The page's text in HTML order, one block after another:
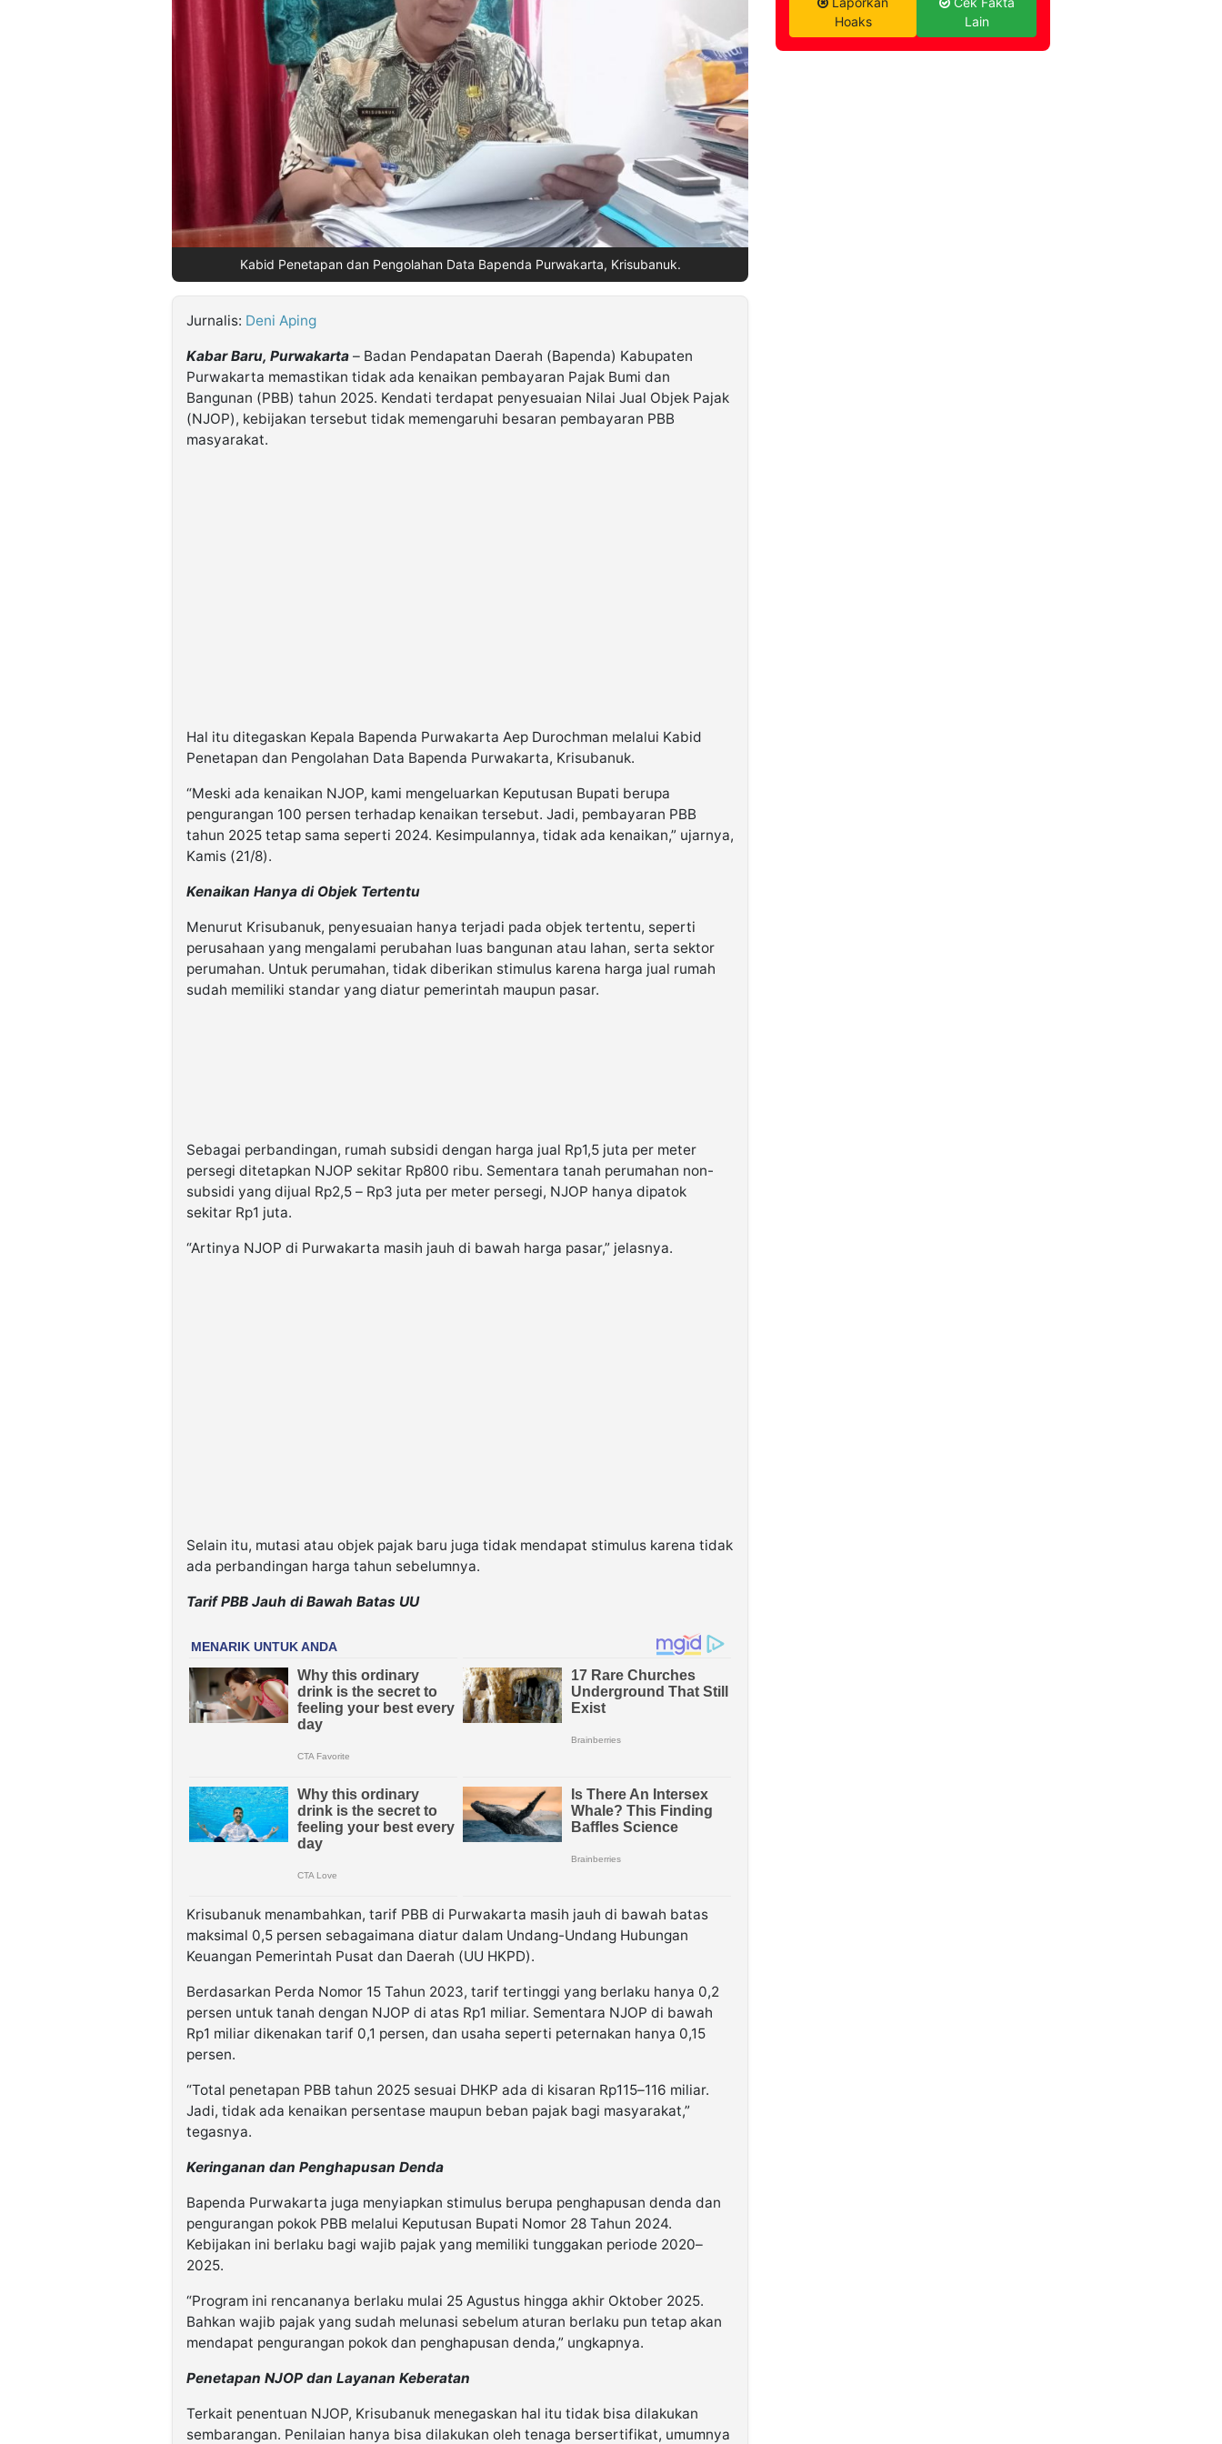
Kabid Penetapan dan Pengolahan Data Bapenda Purwakarta, Krisubanuk.
Jurnalis: Deni Aping
Kabar Baru, Purwakarta – Badan Pendapatan Daerah (Bapenda) Kabupaten
Purwakarta memastikan tidak ada kenaikan pembayaran Pajak Bumi dan
Bangunan (PBB) tahun 2025. Kendati terdapat penyesuaian Nilai Jual Objek Pajak
(NJOP), kebijakan tersebut tidak memengaruhi besaran pembayaran PBB
masyarakat.
Hal itu ditegaskan Kepala Bapenda Purwakarta Aep Durochman melalui Kabid
Penetapan dan Pengolahan Data Bapenda Purwakarta, Krisubanuk.
“Meski ada kenaikan NJOP, kami mengeluarkan Keputusan Bupati berupa
pengurangan 100 persen terhadap kenaikan tersebut. Jadi, pembayaran PBB
tahun 2025 tetap sama seperti 2024. Kesimpulannya, tidak ada kenaikan,” ujarnya,
Kamis (21/8).
Kenaikan Hanya di Objek Tertentu
Menurut Krisubanuk, penyesuaian hanya terjadi pada objek tertentu, seperti
perusahaan yang mengalami perubahan luas bangunan atau lahan, serta sektor
perumahan. Untuk perumahan, tidak diberikan stimulus karena harga jual rumah
sudah memiliki standar yang diatur pemerintah maupun pasar.
Sebagai perbandingan, rumah subsidi dengan harga jual Rp1,5 juta per meter
persegi ditetapkan NJOP sekitar Rp800 ribu. Sementara tanah perumahan non-
subsidi yang dijual Rp2,5 – Rp3 juta per meter persegi, NJOP hanya dipatok
sekitar Rp1 juta.
“Artinya NJOP di Purwakarta masih jauh di bawah harga pasar,” jelasnya.
Selain itu, mutasi atau objek pajak baru juga tidak mendapat stimulus karena tidak
ada perbandingan harga tahun sebelumnya.
Tarif PBB Jauh di Bawah Batas UU
Krisubanuk menambahkan, tarif PBB di Purwakarta masih jauh di bawah batas
maksimal 0,5 persen sebagaimana diatur dalam Undang-Undang Hubungan
Keuangan Pemerintah Pusat dan Daerah (UU HKPD).
Berdasarkan Perda Nomor 15 Tahun 2023, tarif tertinggi yang berlaku hanya 0,2
persen untuk tanah dengan NJOP di atas Rp1 miliar. Sementara NJOP di bawah
Rp1 miliar dikenakan tarif 0,1 persen, dan usaha seperti peternakan hanya 0,15
persen.
“Total penetapan PBB tahun 2025 sesuai DHKP ada di kisaran Rp115–116 miliar.
Jadi, tidak ada kenaikan persentase maupun beban pajak bagi masyarakat,”
tegasnya.
Keringanan dan Penghapusan Denda
Bapenda Purwakarta juga menyiapkan stimulus berupa penghapusan denda dan
pengurangan pokok PBB melalui Keputusan Bupati Nomor 28 Tahun 2024.
Kebijakan ini berlaku bagi wajib pajak yang memiliki tunggakan periode 2020–
2025.
“Program ini rencananya berlaku mulai 25 Agustus hingga akhir Oktober 2025.
Bahkan wajib pajak yang sudah melunasi sebelum aturan berlaku pun tetap akan
mendapat pengurangan pokok dan penghapusan denda,” ungkapnya.
Penetapan NJOP dan Layanan Keberatan
Terkait penentuan NJOP, Krisubanuk menegaskan hal itu tidak bisa dilakukan
sembarangan. Penilaian hanya bisa dilakukan oleh tenaga bersertifikat, umumnya
Hoaks
Lain